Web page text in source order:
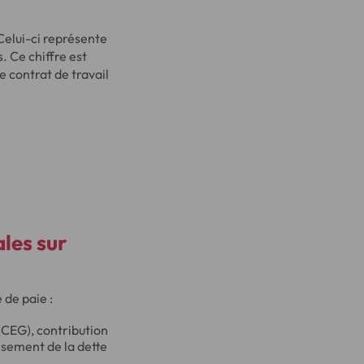
ci représente
Ce chiffre est
contrat de travail
sur
paie :
contribution
de la dette